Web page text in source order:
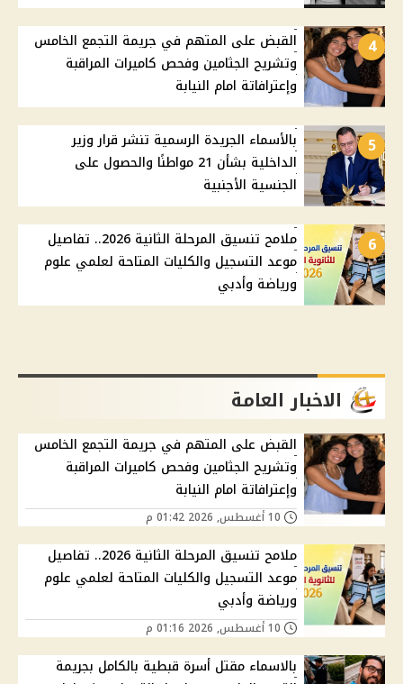
4
القبض على المتهم في جريمة التجمع الخامس
وتشريح الجثامين وفحص كاميرات المراقبة
وإعترافاتة امام النيابة
5
بالأسماء الجريدة الرسمية تنشر قرار وزير
الداخلية بشأن 21 مواطنًا والحصول على
الجنسية الأجنبية
6
ملامح تنسيق المرحلة الثانية 2026.. تفاصيل
موعد التسجيل والكليات المتاحة لعلمي علوم
ورياضة وأدبي
الاخبار العامة
القبض على المتهم في جريمة التجمع الخامس
وتشريح الجثامين وفحص كاميرات المراقبة
وإعترافاتة امام النيابة
ملامح تنسيق المرحلة الثانية 2026.. تفاصيل
موعد التسجيل والكليات المتاحة لعلمي علوم
ورياضة وأدبي
بالاسماء مقتل أسرة قبطية بالكامل بجريمة